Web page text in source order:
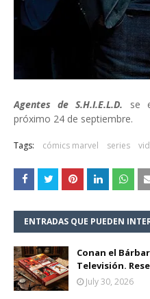
Agentes de S.H.I.E.L.D. se
próximo 24 de septiembre.
Tags: cómics marvel series
ENTRADAS QUE PUEDEN
Conan el
Televisión.
July 30, 2026